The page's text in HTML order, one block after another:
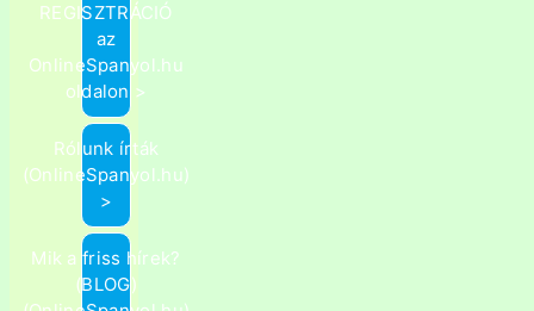
REGISZTRÁCIÓ
az
OnlineSpanyol.hu
oldalon >
Rólunk írták
(OnlineSpanyol.hu)
>
Mik a friss hírek?
(BLOG)